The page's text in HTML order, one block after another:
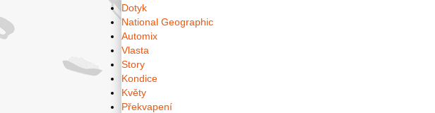
Dotyk
National Geographic
Automix
Vlasta
Story
Kondice
Květy
Překvapení